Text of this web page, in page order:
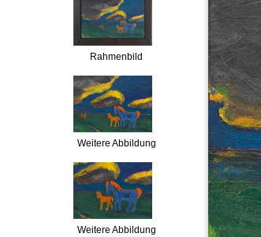
Rahmenbild
Weitere Abbildung
Weitere Abbildung